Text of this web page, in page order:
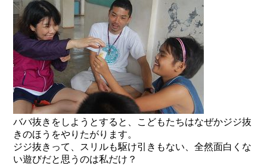
ババ抜きをしようとすると、こどもたちはなぜかジジ抜
きのほうをやりたがります。
ジジ抜きって、スリルも駆け引きもない、全然面白くな
い遊びだと思うのは私だけ？